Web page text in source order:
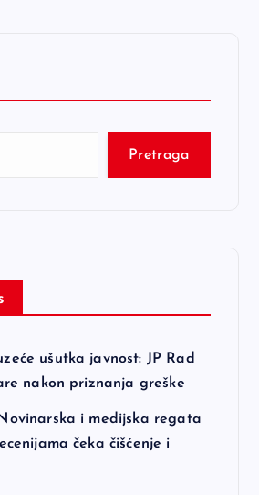
Pretraga
ušutka javnost: JP Rad
nakon priznanja greške
i medijska regata
čeka čišćenje i